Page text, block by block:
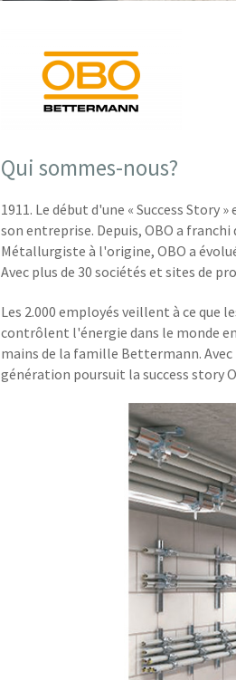
Qui sommes-nous?
1911. Le début d'une « Success
son entreprise. Depuis, OBO a
Métallurgiste à l'origine, OBO a
Avec plus de 30 sociétés et sites de
Les 2.000 employés veillent à ce que
contrôlent l'énergie dans le monde
mains de la famille Bettermann.
génération poursuit la success story